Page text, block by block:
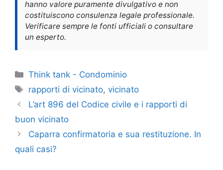
hanno valore puramente divulgativo e non
costituiscono consulenza legale professionale.
Verificare sempre le fonti ufficiali o consultare
un esperto.
Categorie
Think tank - Condominio
Tag
rapporti di vicinato,vicinato
L’art 896 del Codice civile e i rapporti di
buon vicinato
Caparra confirmatoria e sua restituzione. In
quali casi?